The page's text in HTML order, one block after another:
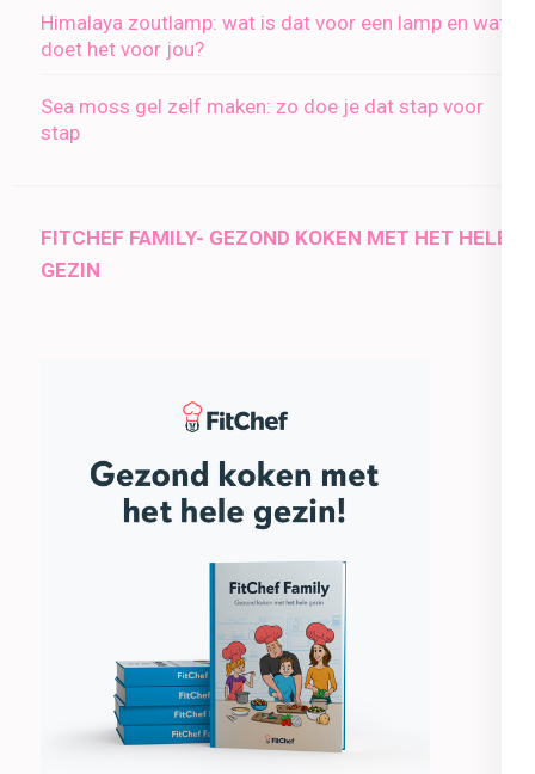
Himalaya zoutlamp: wat is dat voor een lamp en wat
doet het voor jou?
Sea moss gel zelf maken: zo doe je dat stap voor
stap
FITCHEF FAMILY- GEZOND KOKEN MET HET HELE
GEZIN